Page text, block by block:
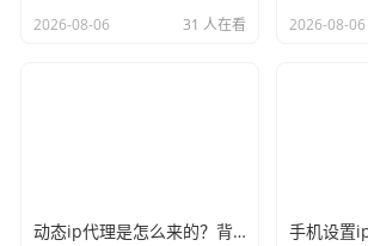
2026-08-06 31 人在看 2026-08-06
动态ip代理是怎么来的？背后的原理比你想象的精彩